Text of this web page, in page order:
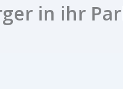
in ihr